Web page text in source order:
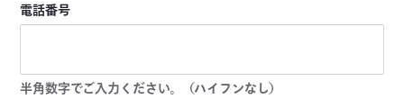
電話番号
半角数字でご入力ください。（ハイフンなし）